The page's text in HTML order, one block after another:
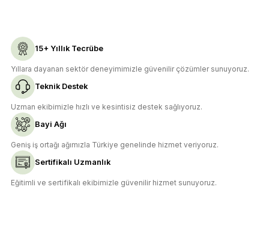
15+ Yıllık Tecrübe
Yıllara dayanan sektör deneyimimizle güvenilir çözümler sunuyoruz.
Teknik Destek
Uzman ekibimizle hızlı ve kesintisiz destek sağlıyoruz.
Bayi Ağı
Geniş iş ortağı ağımızla Türkiye genelinde hizmet veriyoruz.
Sertifikalı Uzmanlık
Eğitimli ve sertifikalı ekibimizle güvenilir hizmet sunuyoruz.